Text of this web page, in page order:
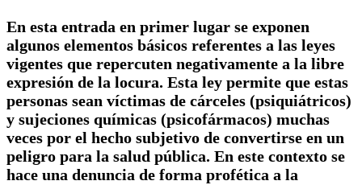
En esta entrada en primer lugar se exponen
algunos elementos básicos referentes a las leyes
vigentes que repercuten negativamente a la libre
expresión de la locura. Esta ley permite que estas
personas sean víctimas de cárceles (psiquiátricos)
y sujeciones químicas (psicofármacos) muchas
veces por el hecho subjetivo de convertirse en un
peligro para la salud pública. En este contexto se
hace una denuncia de forma profética a la